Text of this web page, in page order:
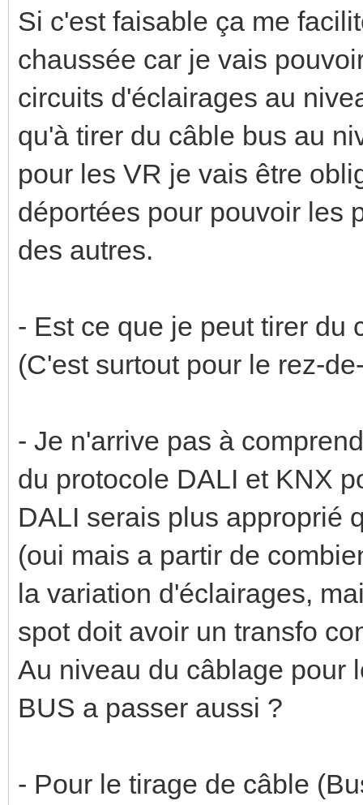
Si c'est faisable ça me
chaussée car je vais
circuits d'éclairages au
qu'à tirer du câble bus au
pour les VR je vais être
déportées pour pouvoir les
des autres.
- Est ce que je peut tirer du
(C'est surtout pour le rez-
- Je n'arrive pas à
du protocole DALI et KNX
DALI serais plus approprié
(oui mais a partir de
la variation d'éclairages,
spot doit avoir un transfo
Au niveau du câblage pour
BUS a passer aussi ?
- Pour le tirage de câble